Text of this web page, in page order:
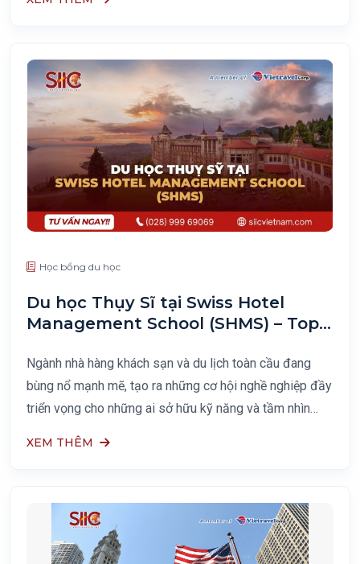
Học bổng du học
Du học Thụy Sĩ tại Swiss Hotel
Management School (SHMS) – Top 3
sạn
Ngành nhà hàng khách sạn và du lịch toàn cầu đang
bùng nổ mạnh mẽ, tạo ra những cơ hội nghề nghiệp đầy
triển vọng cho những ai sở hữu kỹ năng và tầm nhìn
XEM THÊM